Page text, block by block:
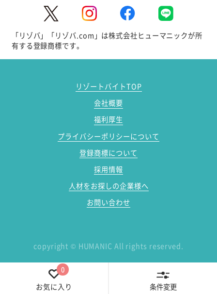
「リゾバ」「リゾバ.com」は株式会社ヒューマニックが所
有する登録商標です。
リゾートバイトTOP
会社概要
福利厚生
プライバシーポリシーについて
登録商標について
採用情報
人材をお探しの企業様へ
お問い合わせ
copyright © HUMANIC All rights reserved.
0
お気に入り 条件変更